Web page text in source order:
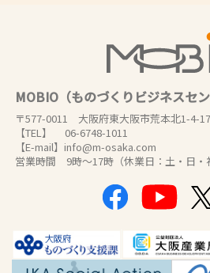
MOBIO（ものづくりビジネスセン
〒577-0011 大阪府東大阪市荒本北1-4-17
【TEL】 06-6748-1011
【E-mail】info@m-osaka.com
営業時間 9時～17時（休業日：土・日・